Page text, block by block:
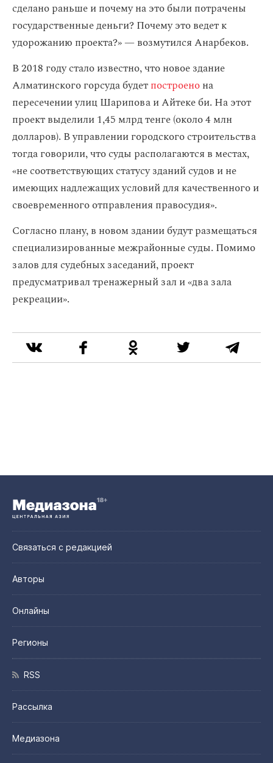
сделано раньше и почему на это были потрачены
государственные деньги? Почему это ведет к
удорожанию проекта?» — возмутился Анарбеков.
В 2018 году стало известно, что новое здание
Алматинского горсуда будетпостроенона
пересечении улиц Шарипова и Айтеке би. На этот
проект выделили 1,45 млрд тенге (около 4 млн
долларов). В управлении городского строительства
тогда говорили, что суды располагаются в местах,
«не соответствующих статусу зданий судов и не
имеющих надлежащих условий для качественного и
своевременного отправления правосудия».
Согласно плану, в новом здании будут размещаться
специализированные межрайонные суды. Помимо
залов для судебных заседаний, проект
предусматривал тренажерный зал и «два зала
рекреации».
Связаться с редакцией
Авторы
Онлайны
Регионы
RSS
Рассылка
Медиазона